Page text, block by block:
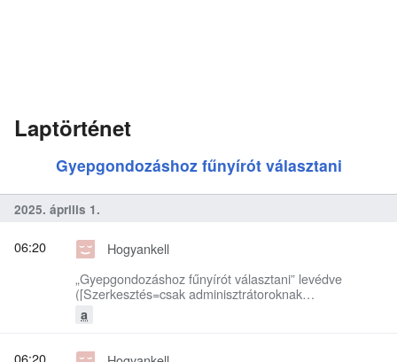
Laptörténet
Gyepgondozáshoz fűnyírót választani
2025. április 1.
Hogyankell
„Gyepgondozáshoz fűnyírót választani” levédve
([Szerkesztés=csak adminisztrátoroknak
engedélyezett] (határozatlan) [Átnevezés=csak
adminisztrátoroknak engedélyezett] (határozatlan))
a
06:20
06:20